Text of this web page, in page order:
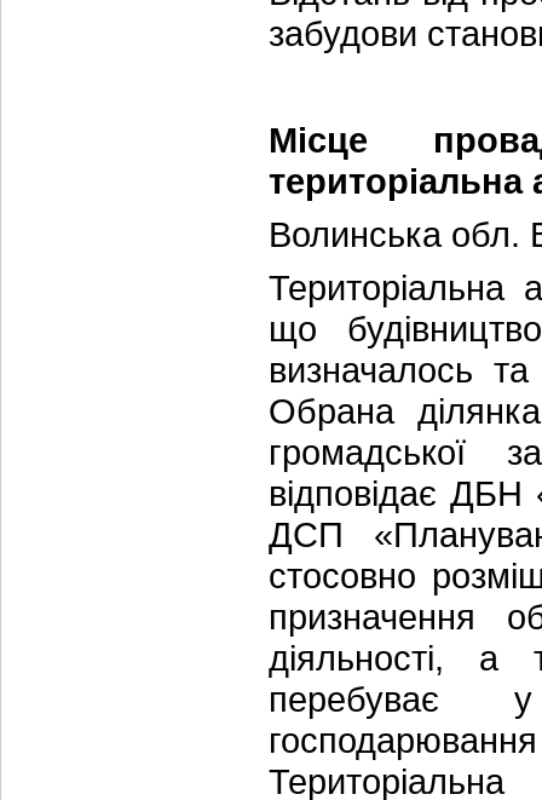
забудови
Місце
територіальна
Волинська обл.
Територіальна
що
визначалось
Обрана
громадської
відповідає ДБН
ДСП
стосовно
призначення
діяльності,
перебуває у